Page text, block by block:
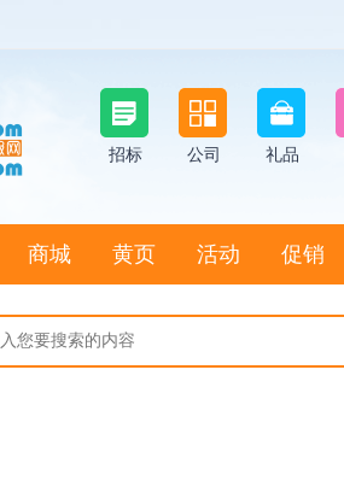
招标 公司 礼品
商城 黄页 活动 促销